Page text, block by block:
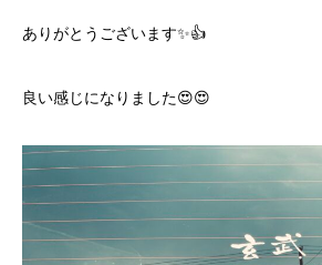
ありがとうございます✨👍
良い感じになりました😍😍